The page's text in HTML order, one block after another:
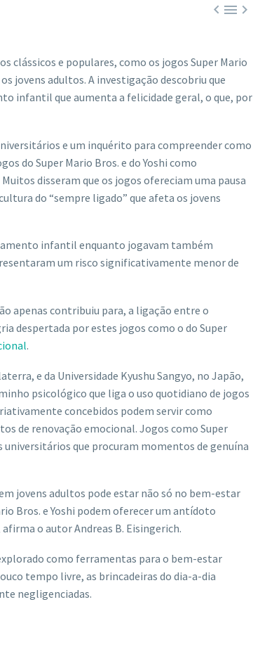

clássicos e populares, como os jogos Super Mario
jovens adultos. A investigação descobriu que
infantil que aumenta a felicidade geral, o que, por
e um inquérito para compreender como
do Super Mario Bros. e do Yoshi como
disseram que os jogos ofereciam uma pausa
do “sempre ligado” que afeta os jovens
infantil enquanto jogavam também
um risco significativamente menor de
apenas contribuiu para, a ligação entre o
despertada por estes jogos como o do Super
.
e da Universidade Kyushu Sangyo, no Japão,
psicológico que liga o uso quotidiano de jogos
concebidos podem servir como
de renovação emocional. Jogos como Super
universitários que procuram momentos de genuína
jovens adultos pode estar não só no bem-estar
Bros. e Yoshi podem oferecer um antídoto
o autor Andreas B. Eisingerich.
como ferramentas para o bem-estar
tempo livre, as brincadeiras do dia-a-dia
negligenciadas.